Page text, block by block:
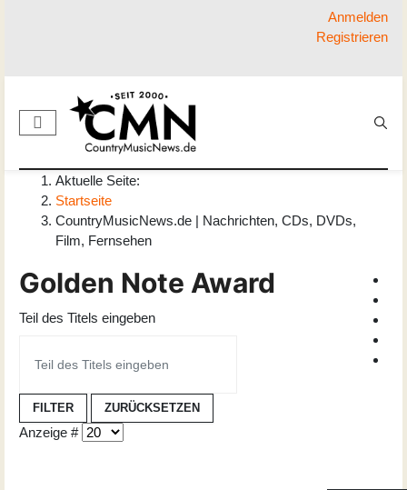
Anmelden
Registrieren
Aktuelle Seite:
Startseite
CountryMusicNews.de | Nachrichten, CDs, DVDs,
Film, Fernsehen
Golden Note Award
Teil des Titels eingeben
FILTER ZURÜCKSETZEN
Anzeige #